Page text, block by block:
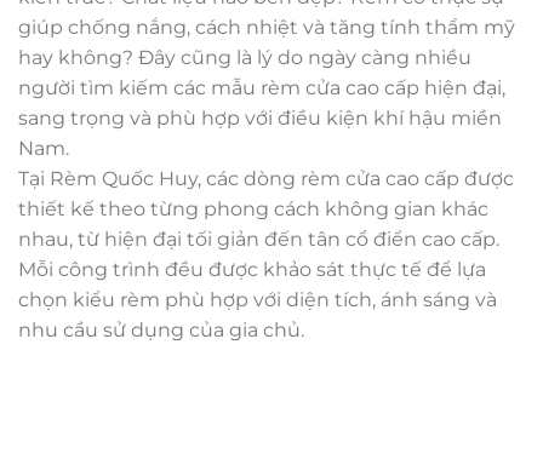
giúp chống nắng, cách nhiệt và tăng tính thẩm mỹ
hay không? Đây cũng là lý do ngày càng nhiều
người tìm kiếm các mẫu rèm cửa cao cấp hiện đại,
sang trọng và phù hợp với điều kiện khí hậu miền
Nam.
Tại Rèm Quốc Huy, các dòng rèm cửa cao cấp được
thiết kế theo từng phong cách không gian khác
nhau, từ hiện đại tối giản đến tân cổ điển cao cấp.
Mỗi công trình đều được khảo sát thực tế để lựa
chọn kiểu rèm phù hợp với diện tích, ánh sáng và
nhu cầu sử dụng của gia chủ.